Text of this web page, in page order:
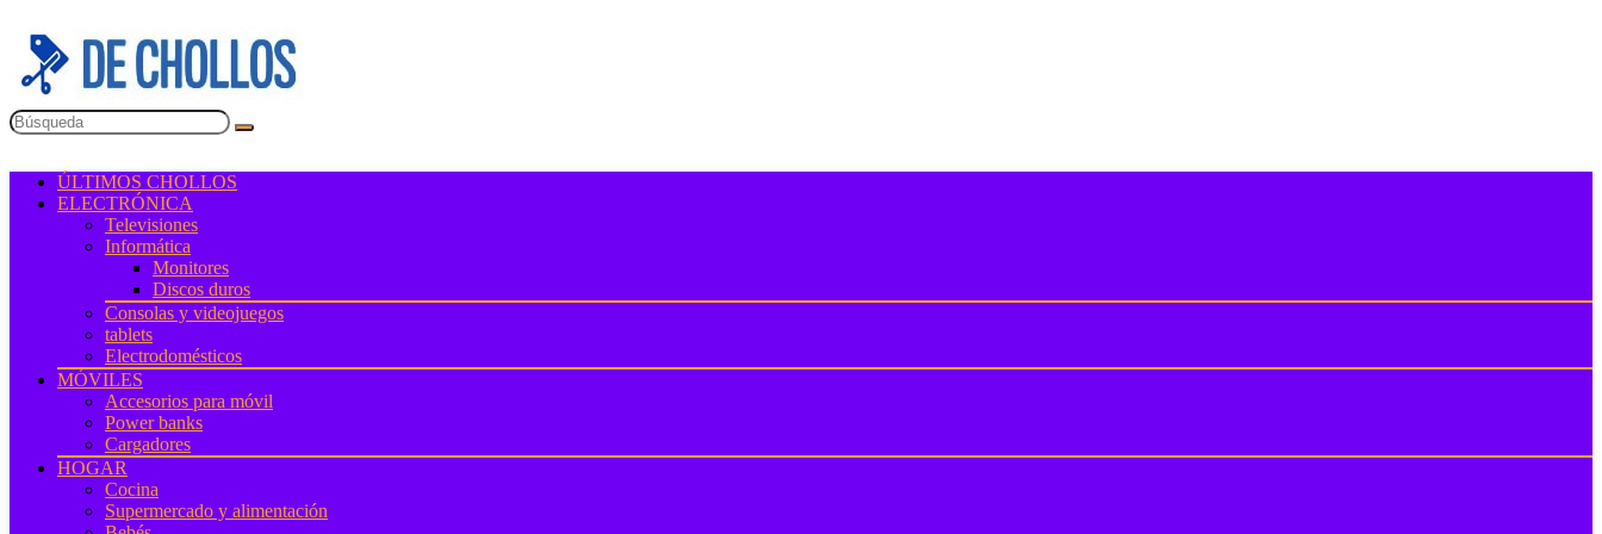
ÚLTIMOS CHOLLOS
ELECTRÓNICA
Televisiones
Informática
Monitores
Discos duros
Consolas y videojuegos
tablets
Electrodomésticos
MÓVILES
Accesorios para móvil
Power banks
Cargadores
HOGAR
Cocina
Supermercado y alimentación